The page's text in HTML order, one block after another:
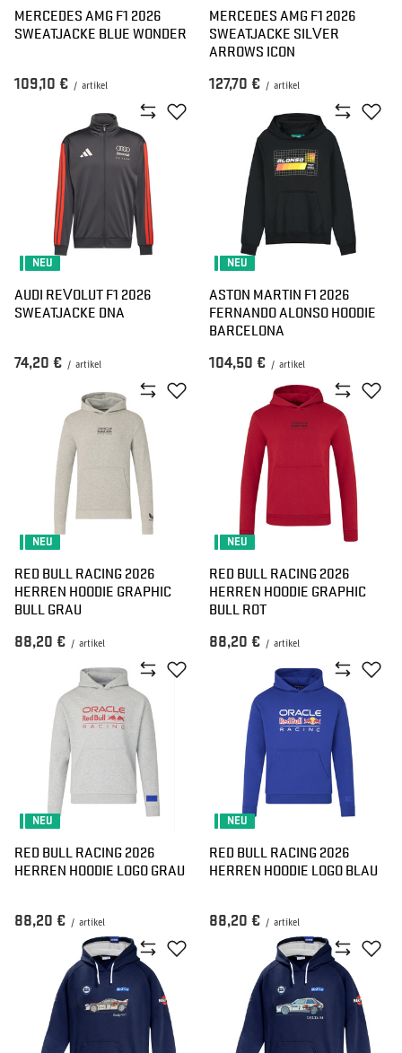
MERCEDES AMG F1 2026
SWEATJACKE BLUE WONDER
109,10 € / artikel
MERCEDES AMG F1 2026
SWEATJACKE SILVER
ARROWS ICON
127,70 € / artikel
NEU
AUDI REVOLUT F1 2026
SWEATJACKE DNA
74,20 € / artikel
NEU
ASTON MARTIN F1 2026
FERNANDO ALONSO HOODIE
BARCELONA
104,50 € / artikel
NEU
RED BULL RACING 2026
HERREN HOODIE GRAPHIC
BULL GRAU
88,20 € / artikel
NEU
RED BULL RACING 2026
HERREN HOODIE GRAPHIC
BULL ROT
88,20 € / artikel
NEU
RED BULL RACING 2026
HERREN HOODIE LOGO GRAU
88,20 € / artikel
NEU
RED BULL RACING 2026
HERREN HOODIE LOGO BLAU
88,20 € / artikel